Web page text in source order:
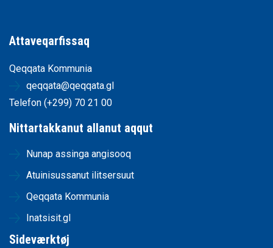
Attaveqarfissaq
Qeqqata Kommunia
qeqqata@qeqqata.gl
Telefon (+299) 70 21 00
Nittartakkanut allanut aqqut
Nunap assinga angisooq
Atuinisussanut ilitsersuut
Qeqqata Kommunia
Inatsisit.gl
Sideværktøj